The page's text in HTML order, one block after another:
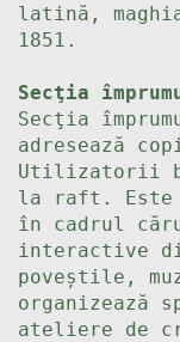
latină,
1851.
Secţia
Secţia
adresează
Utilizatorii
la raft. Este
în cadrul
interactive
poveștile,
organizează
ateliere de